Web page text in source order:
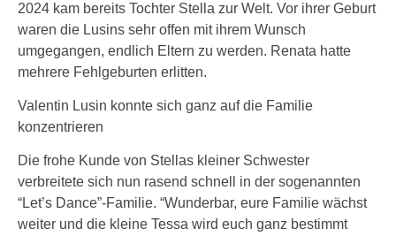
2024 kam bereits Tochter Stella zur Welt. Vor ihrer Geburt
waren die Lusins sehr offen mit ihrem Wunsch
umgegangen, endlich Eltern zu werden. Renata hatte
mehrere Fehlgeburten erlitten.
Valentin Lusin konnte sich ganz auf die Familie
konzentrieren
Die frohe Kunde von Stellas kleiner Schwester
verbreitete sich nun rasend schnell in der sogenannten
“Let’s Dance”-Familie. “Wunderbar, eure Familie wächst
weiter und die kleine Tessa wird euch ganz bestimmt